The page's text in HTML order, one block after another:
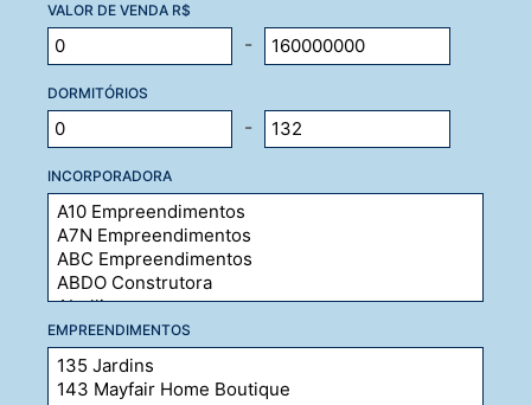
VALOR DE VENDA R$
-
DORMITÓRIOS
-
INCORPORADORA
EMPREENDIMENTOS